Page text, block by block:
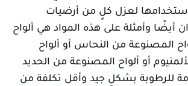
استخدامها لعزل كلٍ من أرضيات
أيضًا وأمثلة على هذه المواد هي ألواح
المصنوعة من النحاس أو ألواح
أو ألواح المصنوعة من الحديد
للرطوبة بشكلٍ جيد وأقل تكلفة من